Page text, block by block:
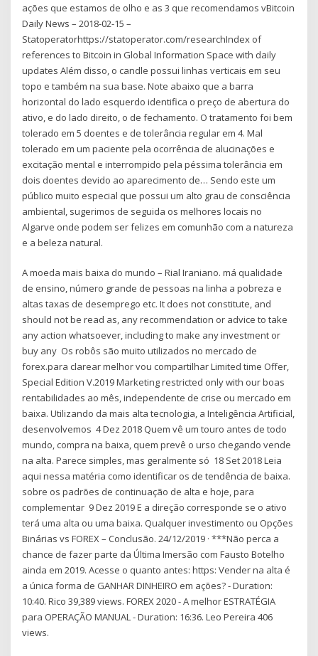
ações que estamos de olho e as 3 que recomendamos vBitcoin
Daily News – 2018-02-15 –
Statoperatorhttps://statoperator.com/researchIndex of
references to Bitcoin in Global Information Space with daily
updates Além disso, o candle possui linhas verticais em seu
topo e também na sua base. Note abaixo que a barra
horizontal do lado esquerdo identifica o preço de abertura do
ativo, e do lado direito, o de fechamento. O tratamento foi bem
tolerado em 5 doentes e de tolerância regular em 4. Mal
tolerado em um paciente pela ocorrência de alucinações e
excitação mental e interrompido pela péssima tolerância em
dois doentes devido ao aparecimento de… Sendo este um
público muito especial que possui um alto grau de consciência
ambiental, sugerimos de seguida os melhores locais no
Algarve onde podem ser felizes em comunhão com a natureza
e a beleza natural.
A moeda mais baixa do mundo – Rial Iraniano. má qualidade
de ensino, número grande de pessoas na linha a pobreza e
altas taxas de desemprego etc. It does not constitute, and
should not be read as, any recommendation or advice to take
any action whatsoever, including to make any investment or
buy any Os robôs são muito utilizados no mercado de
forex.para clarear melhor vou compartilhar Limited time Offer,
Special Edition V.2019 Marketing restricted only with our boas
rentabilidades ao mês, independente de crise ou mercado em
baixa. Utilizando da mais alta tecnologia, a Inteligência Artificial,
desenvolvemos 4 Dez 2018 Quem vê um touro antes de todo
mundo, compra na baixa, quem prevê o urso chegando vende
na alta. Parece simples, mas geralmente só 18 Set 2018 Leia
aqui nessa matéria como identificar os de tendência de baixa.
sobre os padrões de continuação de alta e hoje, para
complementar 9 Dez 2019 E a direção corresponde se o ativo
terá uma alta ou uma baixa. Qualquer investimento ou Opções
Binárias vs FOREX – Conclusão. 24/12/2019 · ***Não perca a
chance de fazer parte da Última Imersão com Fausto Botelho
ainda em 2019. Acesse o quanto antes: https: Vender na alta é
a única forma de GANHAR DINHEIRO em ações? - Duration:
10:40. Rico 39,389 views. FOREX 2020 - A melhor ESTRATÉGIA
para OPERAÇÃO MANUAL - Duration: 16:36. Leo Pereira 406
views.